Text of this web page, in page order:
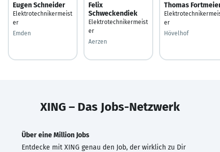
Eugen Schneider
Elektrotechnikermeist
er
Emden
Felix
Schweckendiek
Elektrotechnikermeist
er
Aerzen
Thomas
er
Hövelhof
XING – Das Jobs-Netzwerk
Über eine Million Jobs
Entdecke mit XING genau den Job, der wirklich zu Dir